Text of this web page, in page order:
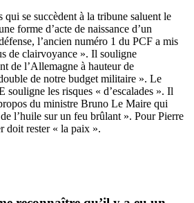
qui se succèdent à la tribune saluent le
forme d’acte de naissance d’un
l’ancien numéro 1 du PCF a mis
de clairvoyance ». Il souligne
de l’Allemagne à hauteur de
de notre budget militaire ». Le
souligne les risques « d’escalades ». Il
du ministre Bruno Le Maire qui
l’huile sur un feu brûlant ». Pour Pierre
doit rester « la paix ».